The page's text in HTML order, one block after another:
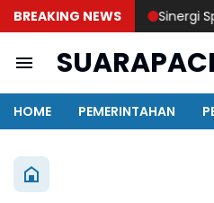
BREAKING NEWS Sinergi
HOME PEMERINTAHAN